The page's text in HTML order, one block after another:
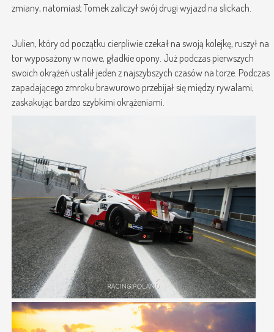
zmiany, natomiast Tomek zaliczył swój drugi wyjazd na slickach.
Julien, który od początku cierpliwie czekał na swoją kolejkę, ruszył na
tor wyposażony w nowe, gładkie opony. Już podczas pierwszych
swoich okrążeń ustalił jeden z najszybszych czasów na torze. Podczas
zapadającego zmroku brawurowo przebijał się między rywalami,
zaskakując bardzo szybkimi okrążeniami.